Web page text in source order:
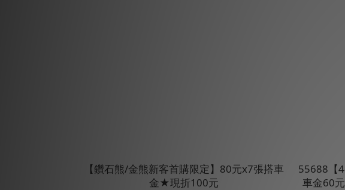
【鑽石熊/金熊新客首購限定】80元x7張搭車
金★現折100元
55688【
車金60